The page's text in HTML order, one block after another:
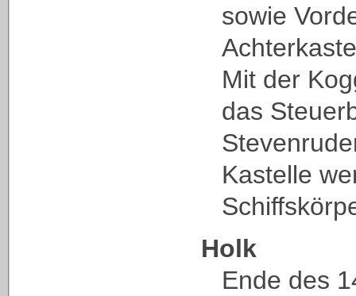
sowie
Mit der
das
Kastelle
Holk
Ende des